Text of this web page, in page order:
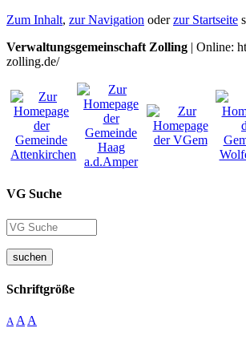
Zum Inhalt, zur Navigation oderzur Startseite
Verwaltungsgemeinschaft Zolling | Online:
zolling.de/
VG Suche
suchen
Schriftgröße
A A A